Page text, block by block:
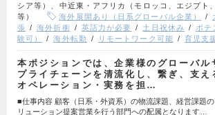
シア等）、中近東・アフリカ（モロッコ、エジプト
等）
海外展開あり（日系グローバル企業）
張
海外折衝 英語力が必要 土日祝休み
ポテ
験可）
海外転勤 リモートワーク可能 育児支
本ポジションでは、企業様のグローバル
プライチェーンを清流化し、繋ぎ、支え
オペレーション・実務を担…
■仕事内容 顧客（日系・外資系）の物流課題、経営課題
リューション提案営業を行う部門への配属となります…